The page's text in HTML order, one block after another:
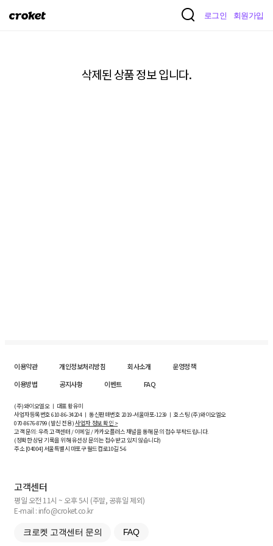
크
로그인 회원가입
삭제된 상품 정보 입니다.
이용약관 개인정보처리방침 회사소개
운영정책
이용방법
공지사항 이벤트 FAQ
(주)와이오엘오 ㅣ 대표 황유미
사업자등록번호610-86-34204ㅣ 통신판매번호 2019-서울마포-1239 ㅣ 호스팅 (주)와이오엘오
070-8676-8799 (발신 전용)사업자 정보 확인 >
고객 문의: 우측 고객센터 / 이메일 / 카카오플러스 채널을 통해 문의 접수 부탁드립니다.
(정확한 상담 기록을 위해 유선상 문의는 접수받고 있지 않습니다)
주소 [04004] 서울특별시 마포구 월드컵로10길5-6
고객센터
평일 오전 11시 ~ 오후 5시 (주말, 공휴일 제외)
E-mail : info@croket.co.kr
크로켓 고객센터 문의 FAQ